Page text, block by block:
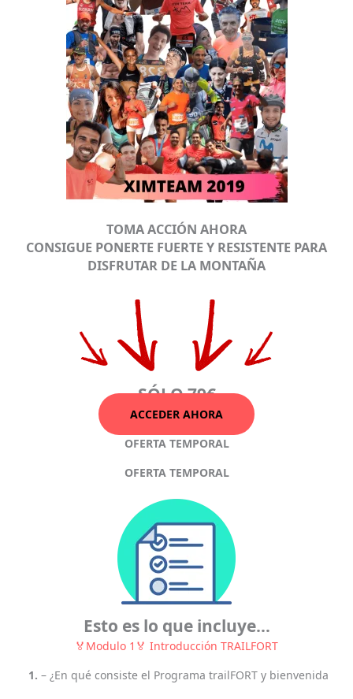
TOMA ACCIÓN AHORA
CONSIGUE PONERTE FUERTE Y RESISTENTE PARA
DISFRUTAR DE LA MONTAÑA
SÓLO 79€
ACCEDER AHORA
OFERTA TEMPORAL
OFERTA TEMPORAL
Esto es lo que incluye…
🏅Modulo 1🏅 Introducción TRAILFORT
1. – ¿En qué consiste el Programa trailFORT y bienvenida